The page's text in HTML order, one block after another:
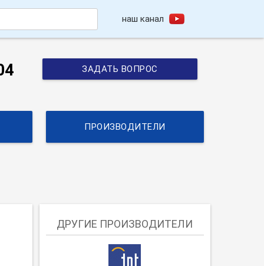
наш канал
ЗАДАТЬ ВОПРОС
ПРОИЗВОДИТЕЛИ
ДРУГИЕ ПРОИЗВОДИТЕЛИ